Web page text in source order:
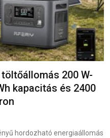
200 W-
kapacitás és 2400
hordozható energiaállomás